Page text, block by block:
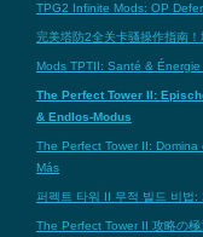
TPG2 Infinite Mods: OP
完美塔防2全关卡骚操作指南
Mods TPTII: Santé &
The Perfect Tower II:
& Endlos-Modus
The Perfect Tower II:
Más
퍼펙트 타워 II 무적 빌드 비법
The Perfect Tower II 攻略の極